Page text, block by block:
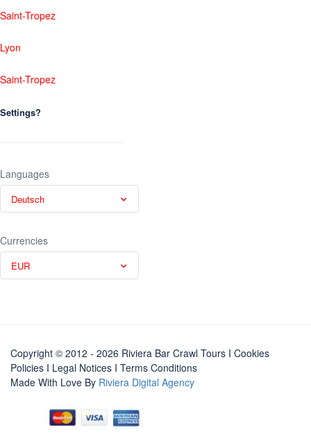
Saint-Tropez
Lyon
Saint-Tropez
Settings?
Languages
Deutsch
Currencies
EUR
Copyright © 2012 - 2026 Riviera Bar Crawl Tours I Cookies
Policies I Legal Notices I Terms Conditions
Made With Love By Riviera Digital Agency